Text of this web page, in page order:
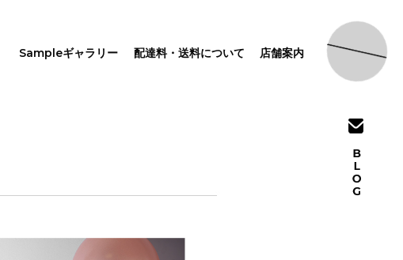
Sampleギャラリー 配達料・送料について 店舗案内